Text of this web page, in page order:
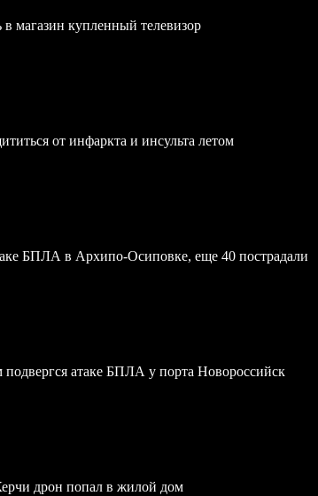
магазин купленный телевизор
от инфаркта и инсульта летом
БПЛА в Архипо-Осиповке, еще 40 пострадали
атаке БПЛА у порта Новороссийск
дрон попал в жилой дом